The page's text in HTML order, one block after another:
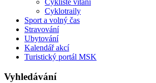
Cyklisté vítáni
Cyklotraily
Sport a volný čas
Stravování
Ubytování
Kalendář akcí
Turistický portál MSK
Vyhledávání